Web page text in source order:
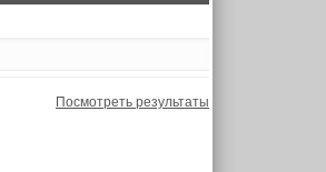
Посмотреть результаты